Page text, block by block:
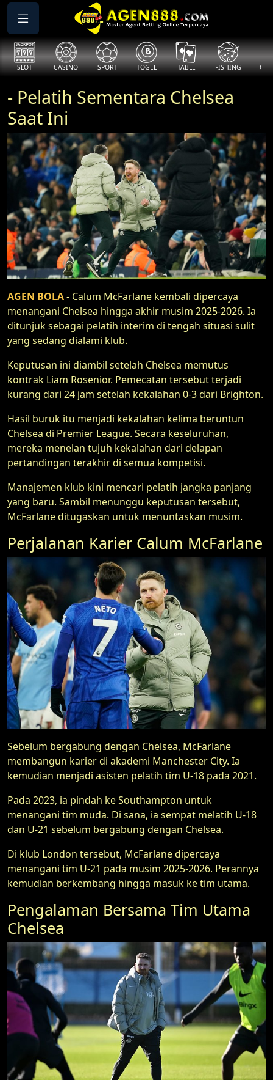
SLOT CASINO SPORT TOGEL TABLE FISHING
- Pelatih Sementara Chelsea
Saat Ini
AGEN BOLA- Calum McFarlane kembali dipercaya
menangani Chelsea hingga akhir musim 2025-2026. Ia
ditunjuk sebagai pelatih interim di tengah situasi sulit
yang sedang dialami klub.
Keputusan ini diambil setelah Chelsea memutus
kontrak Liam Rosenior. Pemecatan tersebut terjadi
kurang dari 24 jam setelah kekalahan 0-3 dari Brighton.
Hasil buruk itu menjadi kekalahan kelima beruntun
Chelsea di Premier League. Secara keseluruhan,
mereka menelan tujuh kekalahan dari delapan
pertandingan terakhir di semua kompetisi.
Manajemen klub kini mencari pelatih jangka panjang
yang baru. Sambil menunggu keputusan tersebut,
McFarlane ditugaskan untuk menuntaskan musim.
Perjalanan Karier Calum McFarlane
Sebelum bergabung dengan Chelsea, McFarlane
membangun karier di akademi Manchester City. Ia
kemudian menjadi asisten pelatih tim U-18 pada 2021.
Pada 2023, ia pindah ke Southampton untuk
menangani tim muda. Di sana, ia sempat melatih U-18
dan U-21 sebelum bergabung dengan Chelsea.
Di klub London tersebut, McFarlane dipercaya
menangani tim U-21 pada musim 2025-2026. Perannya
kemudian berkembang hingga masuk ke tim utama.
Pengalaman Bersama Tim Utama
Chelsea